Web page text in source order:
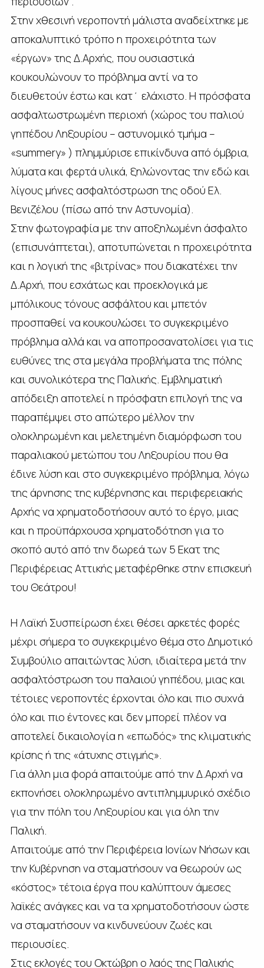
Στην χθεσινή νεροποντή μάλιστα αναδείχτηκε με
αποκαλυπτικό τρόπο η προχειρότητα των
«έργων» της Δ.Αρχής, που ουσιαστικά
κουκουλώνουν το πρόβλημα αντί να το
διευθετούν έστω και κατ΄ ελάχιστο. Η πρόσφατα
ασφαλτωστρωμένη περιοχή (χώρος του παλιού
γηπέδου Ληξουρίου – αστυνομικό τμήμα –
«summery» ) πλημμύρισε επικίνδυνα από όμβρια,
λύματα και φερτά υλικά, ξηλώνοντας την εδώ και
λίγους μήνες ασφαλτόστρωση της οδού Ελ.
Βενιζέλου (πίσω από την Αστυνομία).
Στην φωτογραφία με την αποξηλωμένη άσφαλτο
(επισυνάπτεται), αποτυπώνεται η προχειρότητα
και η λογική της «βιτρίνας» που διακατέχει την
Δ.Αρχή, που εσχάτως και προεκλογικά με
μπόλικους τόνους ασφάλτου και μπετόν
προσπαθεί να κουκουλώσει το συγκεκριμένο
πρόβλημα αλλά και να αποπροσανατολίσει για τις
ευθύνες της στα μεγάλα προβλήματα της πόλης
και συνολικότερα της Παλικής. Εμβληματική
απόδειξη αποτελεί η πρόσφατη επιλογή της να
παραπέμψει στο απώτερο μέλλον την
ολοκληρωμένη και μελετημένη διαμόρφωση του
παραλιακού μετώπου του Ληξουρίου που θα
έδινε λύση και στο συγκεκριμένο πρόβλημα, λόγω
της άρνησης της κυβέρνησης και περιφερειακής
Αρχής να χρηματοδοτήσουν αυτό το έργο, μιας
και η προϋπάρχουσα χρηματοδότηση για το
σκοπό αυτό από την δωρεά των 5 Εκατ της
Περιφέρειας Αττικής μεταφέρθηκε στην επισκευή
του Θεάτρου!
Η Λαϊκή Συσπείρωση έχει θέσει αρκετές φορές
μέχρι σήμερα το συγκεκριμένο θέμα στο Δημοτικό
Συμβούλιο απαιτώντας λύση, ιδιαίτερα μετά την
ασφαλτόστρωση του παλαιού γηπέδου, μιας και
τέτοιες νεροποντές έρχονται όλο και πιο συχνά
όλο και πιο έντονες και δεν μπορεί πλέον να
αποτελεί δικαιολογία η «επωδός» της κλιματικής
κρίσης ή της «άτυχης στιγμής».
Για άλλη μια φορά απαιτούμε από την Δ.Αρχή να
εκπονήσει ολοκληρωμένο αντιπλημμυρικό σχέδιο
για την πόλη του Ληξουρίου και για όλη την
Παλική.
Απαιτούμε από την Περιφέρεια Ιονίων Νήσων και
την Κυβέρνηση να σταματήσουν να θεωρούν ως
«κόστος» τέτοια έργα που καλύπτουν άμεσες
λαϊκές ανάγκες και να τα χρηματοδοτήσουν ώστε
να σταματήσουν να κινδυνεύουν ζωές και
περιουσίες.
Στις εκλογές του Οκτώβρη ο λαός της Παλικής